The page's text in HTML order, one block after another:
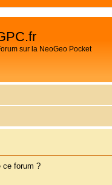
sur la NeoGeo Pocket
ce forum ?